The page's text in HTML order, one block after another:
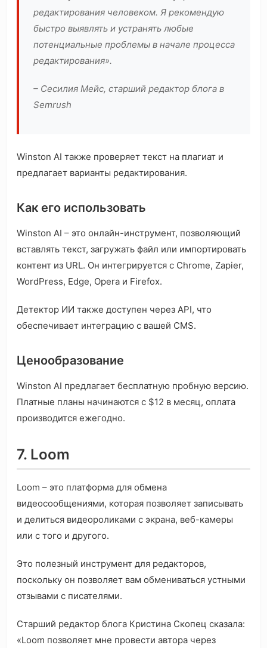
редактирования человеком. Я рекомендую
быстро выявлять и устранять любые
потенциальные проблемы в начале процесса
редактирования».
– Сесилия Мейс, старший редактор блога в
Semrush
Winston AI также проверяет текст на плагиат и
предлагает варианты редактирования.
Как его использовать
Winston AI – это онлайн-инструмент, позволяющий
вставлять текст, загружать файл или импортировать
контент из URL. Он интегрируется с Chrome, Zapier,
WordPress, Edge, Opera и Firefox.
Детектор ИИ также доступен через API, что
обеспечивает интеграцию с вашей CMS.
Ценообразование
Winston AI предлагает бесплатную пробную версию.
Платные планы начинаются с $12 в месяц, оплата
производится ежегодно.
7. Loom
Loom – это платформа для обмена
видеосообщениями, которая позволяет записывать
и делиться видеороликами с экрана, веб-камеры
или с того и другого.
Это полезный инструмент для редакторов,
поскольку он позволяет вам обмениваться устными
отзывами с писателями.
Старший редактор блога Кристина Скопец сказала:
«Loom позволяет мне провести автора через